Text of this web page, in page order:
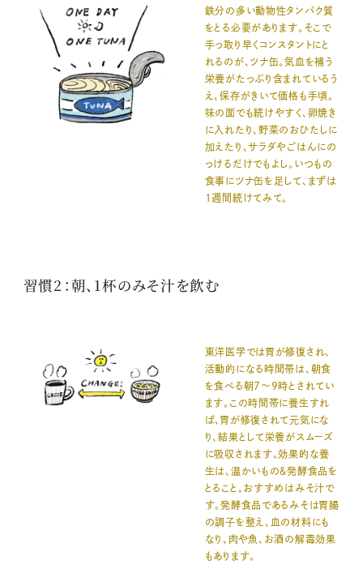
鉄分の多い動物性タンパク質
をとる必要があります。そこで
手っ取り早くコンスタントにと
れるのが、ツナ缶。気血を補う
栄養がたっぷり含まれているう
え、保存がきいて価格も手頃。
味の面でも続けやすく、卵焼き
に入れたり、野菜のおひたしに
加えたり、サラダやごはんにの
っけるだけでもよし。いつもの
食事にツナ缶を足して、まずは
1週間続けてみて。
習慣2：朝、1杯のみそ汁を飲む
東洋医学では胃が修復され、
活動的になる時間帯は、朝食
を食べる朝7～9時とされてい
ます。この時間帯に養生すれ
ば、胃が修復されて元気にな
り、結果として栄養がスムーズ
に吸収されます。効果的な養
生は、温かいもの＆発酵食品を
とること。おすすめはみそ汁で
す。発酵食品であるみそは胃腸
の調子を整え、血の材料にも
なり、肉や魚、お酒の解毒効果
もあります。